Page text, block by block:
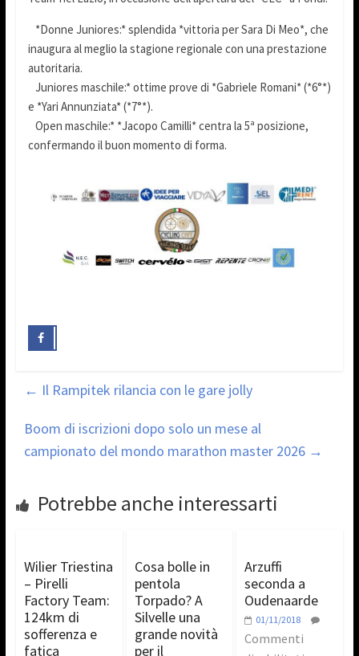
*Donne Juniores:* splendida *vittoria per Sara Di Meo*, che
inaugura al meglio la stagione regionale con una prestazione
autoritaria.
Juniores maschile:* ottime prove di *Gabriele Romani* (*6°*)
e *Yari Annunziata* (*7°*).
Open maschile:* *Jacopo Camilli* centra la 5ª posizione,
confermando il buon momento di forma.
← Il Rampitek rilancia con le gare jolly
Boom di iscrizioni dopo solo un mese al
campionato del mondo marathon master 2026 →
Potrebbe anche interessarti
Wilier Triestina
– Pirelli
Factory Team:
124km di
sofferenza e
fatica
Cosa bolle in
pentola
Torpado? A
Silvelle una
grande novità
per il
Arzuffi
seconda a
Oudenaarde
01/11/2018
Commenti